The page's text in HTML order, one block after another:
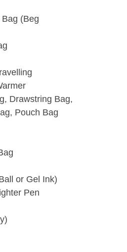
(Beg
Drawstring Bag,
Pouch Bag
or Gel Ink)
Pen